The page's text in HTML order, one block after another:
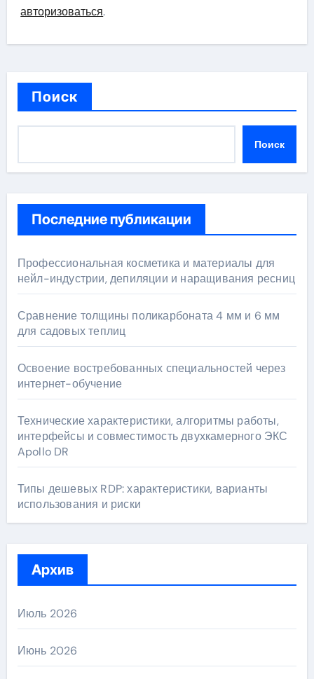
авторизоваться.
Поиск
Поиск
Последние публикации
Профессиональная косметика и материалы для
нейл-индустрии, депиляции и наращивания ресниц
Сравнение толщины поликарбоната 4 мм и 6 мм
для садовых теплиц
Освоение востребованных специальностей через
интернет-обучение
Технические характеристики, алгоритмы работы,
интерфейсы и совместимость двухкамерного ЭКС
Apollo DR
Типы дешевых RDP: характеристики, варианты
использования и риски
Архив
Июль 2026
Июнь 2026